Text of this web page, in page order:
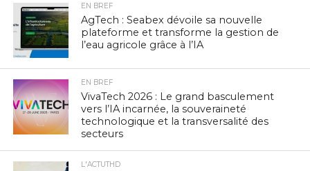
EN BREF
AgTech : Seabex dévoile sa nouvelle
plateforme et transforme la gestion de
l’eau agricole grâce à l’IA
EN BREF
VivaTech 2026 : Le grand basculement
vers l’IA incarnée, la souveraineté
technologique et la transversalité des
secteurs
L'ACTUTHD